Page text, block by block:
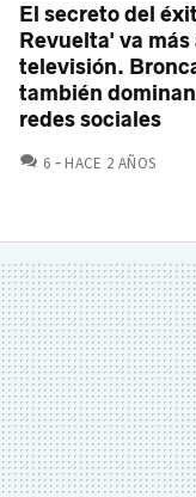
El secreto del
Revuelta' va más
televisión.
también
redes sociales
6 COMENTARIOS
HACE 2 AÑOS